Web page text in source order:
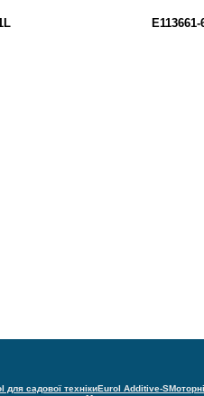
для садової технікиEurol Additive-S
E113661-